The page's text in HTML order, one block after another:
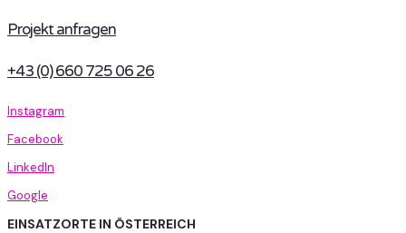
Projekt anfragen
+43 (0) 660 725 06 26
Instagram
Facebook
LinkedIn
Google
EINSATZORTE IN ÖSTERREICH